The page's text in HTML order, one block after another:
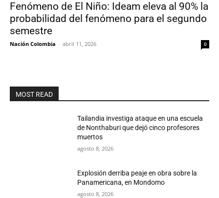
Fenómeno de El Niño: Ideam eleva al 90% la
probabilidad del fenómeno para el segundo
semestre
Nación Colombia - abril 11, 2026 0
MOST READ
Tailandia investiga ataque en una escuela
de Nonthaburi que dejó cinco profesores
muertos
agosto 8, 2026
Explosión derriba peaje en obra sobre la
Panamericana, en Mondomo
agosto 8, 2026